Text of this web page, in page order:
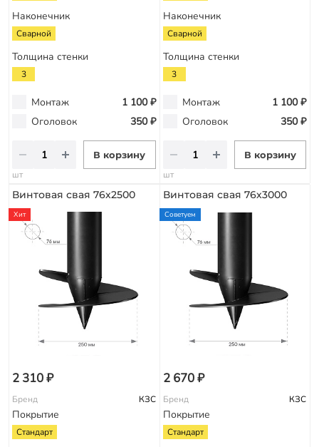
Наконечник
Сварной
Толщина стенки
3
Монтаж
1 100 ₽
Оголовок
350 ₽
В корзину
шт
Наконечник
Сварной
Толщина стенки
3
Монтаж
1 100 ₽
Оголовок
350 ₽
В корзину
шт
Винтовая свая 76х2500
Хит
2 310 ₽
Бренд КЗС
Покрытие
Стандарт
Винтовая свая 76х3000
Советуем
2 670 ₽
Бренд КЗС
Покрытие
Стандарт